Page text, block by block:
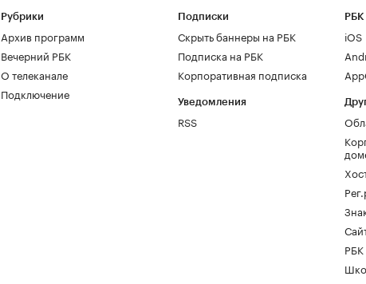
Рубрики
Архив программ
Вечерний РБК
О телеканале
Подключение
Подписки
Скрыть баннеры на РБК
Подписка на РБК
Корпоративная подписка
Уведомления
RSS
РБК
iOS